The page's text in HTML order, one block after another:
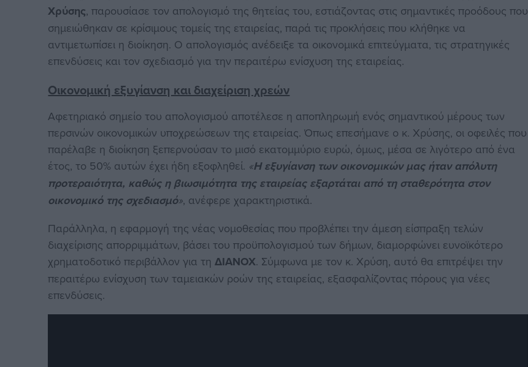
Χρύσης, παρουσίασε τον απολογισμό της θητείας του, εστιάζοντας στις σημαντικές προόδους που
σημειώθηκαν σε κρίσιμους τομείς της εταιρείας, παρά τις προκλήσεις που κλήθηκε να
αντιμετωπίσει η διοίκηση. Ο απολογισμός ανέδειξε τα οικονομικά επιτεύγματα, τις στρατηγικές
επενδύσεις και τον σχεδιασμό για την περαιτέρω ενίσχυση της εταιρείας.
Οικονομική εξυγίανση και διαχείριση χρεών
Αφετηριακό σημείο του απολογισμού αποτέλεσε η αποπληρωμή ενός σημαντικού μέρους των
περσινών οικονομικών υποχρεώσεων της εταιρείας. Όπως επεσήμανε ο κ. Χρύσης, οι οφειλές που
παρέλαβε η διοίκηση ξεπερνούσαν το μισό εκατομμύριο ευρώ, όμως, μέσα σε λιγότερο από ένα
έτος, το 50% αυτών έχει ήδη εξοφληθεί. «Η εξυγίανση των οικονομικών μας ήταν απόλυτη
προτεραιότητα, καθώς η βιωσιμότητα της εταιρείας εξαρτάται από τη σταθερότητα στον
οικονομικό της σχεδιασμό», ανέφερε χαρακτηριστικά.
Παράλληλα, η εφαρμογή της νέας νομοθεσίας που προβλέπει την άμεση είσπραξη τελών
διαχείρισης απορριμμάτων, βάσει του προϋπολογισμού των δήμων, διαμορφώνει ευνοϊκότερο
χρηματοδοτικό περιβάλλον για τηΔΙΑΝΟΧ. Σύμφωνα με τον κ. Χρύση, αυτό θα επιτρέψει την
περαιτέρω ενίσχυση των ταμειακών ροών της εταιρείας, εξασφαλίζοντας πόρους για νέες
επενδύσεις.